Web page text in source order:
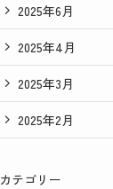
2025年6月
2025年4月
2025年3月
2025年2月
カテゴリー